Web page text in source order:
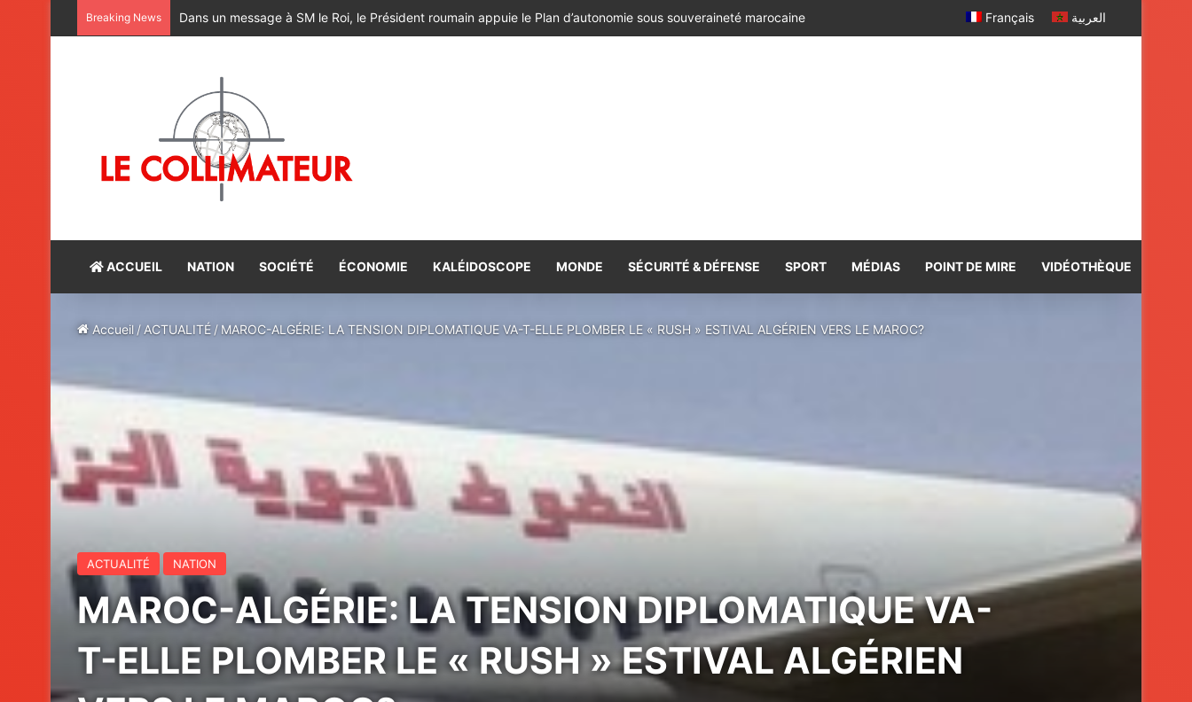
Breaking News M. Bourita reçoit le conseiller du Président de la République de Roumanie, porteur d’un message adressé à SM le Roi Français العربية
ACCUEIL NATION SOCIÉTÉ ÉCONOMIE KALÉIDOSCOPE MONDE SÉCURITÉ & DÉFENSE SPORT MÉDIAS POINT DE MIRE VIDÉOTHÈQUE
Accueil / ACTUALITÉ /MAROC-ALGÉRIE: LA TENSION DIPLOMATIQUE VA-T-ELLE PLOMBER LE « RUSH » ESTIVAL ALGÉRIEN VERS LE MAROC?
ACTUALITÉ NATION
MAROC-ALGÉRIE: LA TENSION DIPLOMATIQUE VA-
T-ELLE PLOMBER LE « RUSH » ESTIVAL ALGÉRIEN